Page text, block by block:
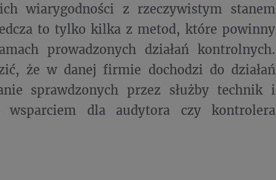
wiarygodności z rzeczywistym stanem
to tylko kilka z metod, które powinny
prowadzonych działań kontrolnych.
że w danej firmie dochodzi do działań
sprawdzonych przez służby technik i
dla audytora czy kontrolera